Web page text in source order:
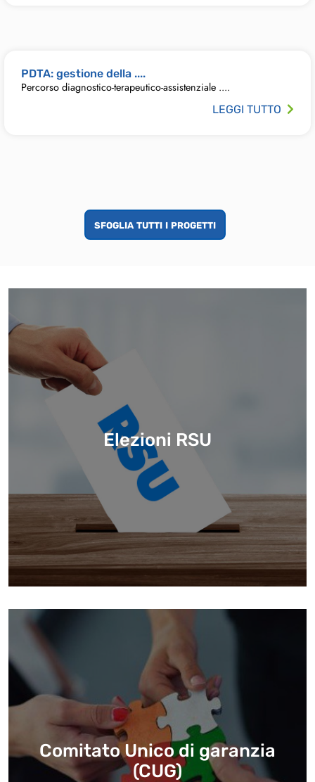
PDTA: gestione della ....
Percorso diagnostico-terapeutico-assistenziale ....
LEGGI TUTTO
sfoglia tutti i progetti
Elezioni RSU
Comitato Unico di garanzia
(CUG)